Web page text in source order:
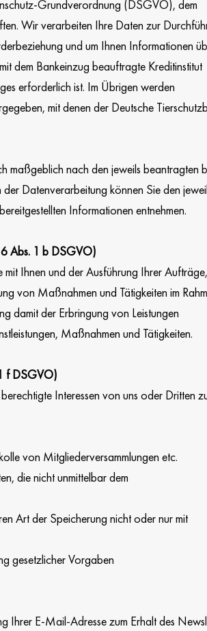
Grundverordnung (DSGVO), dem
Wir verarbeiten Ihre Daten zur
und um Ihnen Informationen
dem Bankeinzug beauftragte Kreditinstitut
erforderlich ist. Im Übrigen werden
mit denen der Deutsche
maßgeblich nach den jeweils beantragten
Datenverarbeitung können Sie den
Informationen entnehmen.
6 Abs. 1 b DSGVO)
Ihnen und der Ausführung Ihrer Aufträge,
von Maßnahmen und Tätigkeiten im
damit der Erbringung von Leistungen
Maßnahmen und Tätigkeiten.
f DSGVO)
Interessen von uns oder Dritten
von Mitgliederversammlungen etc.
die nicht unmittelbar dem
Art der Speicherung nicht oder nur mit
gesetzlicher Vorgaben
Ihrer E-Mail-Adresse zum Erhalt des